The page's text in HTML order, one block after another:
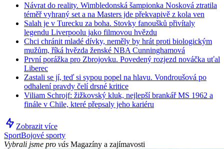
Návrat do reality. Wimbledonská šampionka Nosková ztratila
téměř vyhraný set a na Masters jde překvapivě z kola ven
Salah je v Turecku za boha. Stovky fanoušků přivítaly
legendu Liverpoolu jako filmovou hvězdu
Chci chránit mladé dívky, neměly by hrát proti biologickým
mužům, říká hvězda ženské NBA Cunninghamová
První porážka pro Zbrojovku. Povedený rozjezd nováčka uťal
Liberec
Zastali se jí, teď si sypou popel na hlavu. Vondroušová po
odhalení pravdy čelí drsné kritice
Viliam Schrojf: žižkovský kluk, nejlepší brankář MS 1962 a
finále v Chile, které přepsaly jeho kariéru
Zobrazit více
SportBojové sporty
Vybrali jsme pro vás Magazíny a zajímavosti